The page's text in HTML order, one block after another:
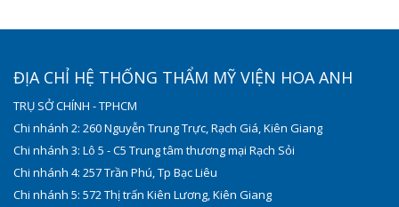
ĐỊA CHỈ HỆ THỐNG THẨM MỸ VIỆN HOA ANH
TRỤ SỞ CHÍNH - TPHCM
Chi nhánh 2: 260 Nguyễn Trung Trực, Rạch Giá, Kiên Giang
Chi nhánh 3: Lô 5 - C5 Trung tâm thương mại Rạch Sỏi
Chi nhánh 4: 257 Trần Phú, Tp Bạc Liêu
Chi nhánh 5: 572 Thị trấn Kiên Lương, Kiên Giang